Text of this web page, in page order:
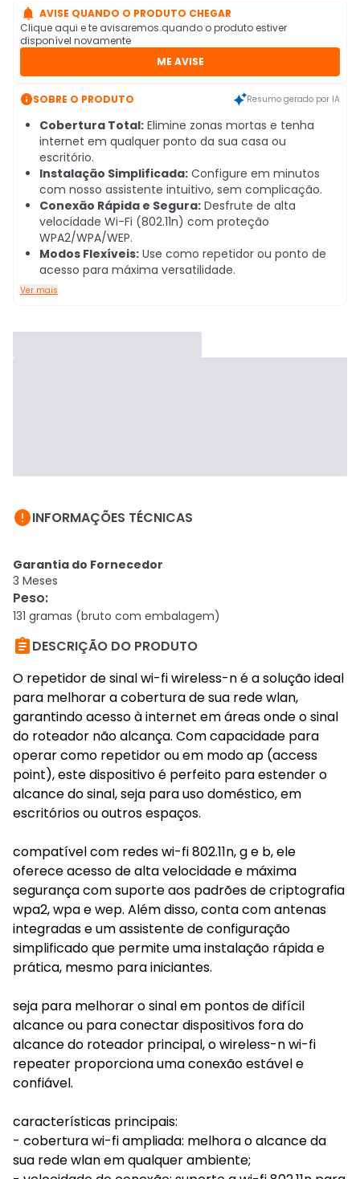
 AVISE QUANDO O PRODUTO CHEGAR
Clique aqui e te avisaremos quando o produto estiver
disponível novamente
ME AVISE
SOBRE O PRODUTO Resumo gerado por IA
Cobertura Total: Elimine zonas mortas e tenha
internet em qualquer ponto da sua casa ou
escritório.
Instalação Simplificada: Configure em minutos
com nosso assistente intuitivo, sem complicação.
Conexão Rápida e Segura: Desfrute de alta
velocidade Wi-Fi (802.11n) com proteção
WPA2/WPA/WEP.
Modos Flexíveis: Use como repetidor ou ponto de
acesso para máxima versatilidade.
Ver mais
INFORMAÇÕES TÉCNICAS
Garantia do Fornecedor
3 Meses
Peso:
131 gramas (bruto com embalagem)
DESCRIÇÃO DO PRODUTO
O repetidor de sinal wi-fi wireless-n é a solução ideal
para melhorar a cobertura de sua rede wlan,
garantindo acesso à internet em áreas onde o sinal
do roteador não alcança. Com capacidade para
operar como repetidor ou em modo ap (access
point), este dispositivo é perfeito para estender o
alcance do sinal, seja para uso doméstico, em
escritórios ou outros espaços.
compatível com redes wi-fi 802.11n, g e b, ele
oferece acesso de alta velocidade e máxima
segurança com suporte aos padrões de criptografia
wpa2, wpa e wep. Além disso, conta com antenas
integradas e um assistente de configuração
simplificado que permite uma instalação rápida e
prática, mesmo para iniciantes.
seja para melhorar o sinal em pontos de difícil
alcance ou para conectar dispositivos fora do
alcance do roteador principal, o wireless-n wi-fi
repeater proporciona uma conexão estável e
confiável.
características principais:
- cobertura wi-fi ampliada: melhora o alcance da
sua rede wlan em qualquer ambiente;